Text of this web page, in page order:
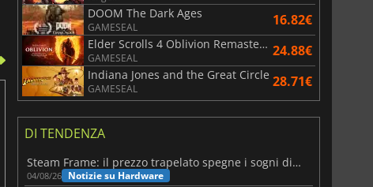
DOOM The Dark Ages
GAMESEAL 16.82€
Elder Scrolls 4 Oblivion Remastered
GAMESEAL 24.88€
Indiana Jones and the Great Circle
GAMESEAL 28.71€
DI TENDENZA
Steam Frame: il prezzo trapelato spegne i sogni di un VR economico
04/08/26 Notizie su Hardware